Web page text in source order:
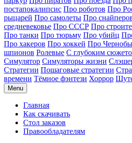
постапокалипсис Про роботов Про
рыцарей Про самолеты Про
средневековье Про СССР Про
Про танки Про тюрьму Про убийц
Про хакеров Про хоккей Про
шпионов Ролевые С глубоким
Симулятор Симуляторы жизни
Стратегии Пошаговые стратегии
времени Тёмное фэнтези Хоррор
Menu
Главная
Как скачивать
Стол заказов
Правообладателям